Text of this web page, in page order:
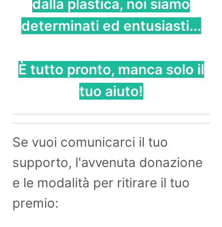
dalla plastica, noi siamo
determinati ed entusiasti...
È tutto pronto, manca solo il
tuo aiuto!
Se vuoi comunicarci il tuo
supporto, l'avvenuta donazione
e le modalità per ritirare il tuo
premio: